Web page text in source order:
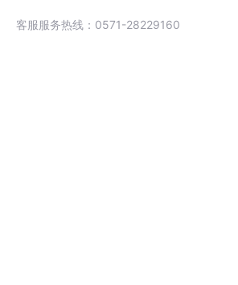
客服服务热线：0571-28229160